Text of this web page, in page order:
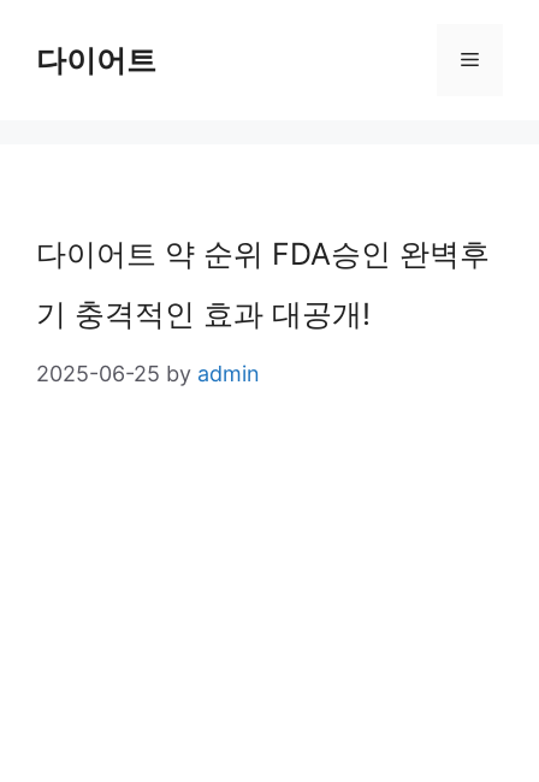
다이어트 Menu
다이어트 약 순위 FDA승인 완벽후
기 충격적인 효과 대공개!
2025-06-25 by admin